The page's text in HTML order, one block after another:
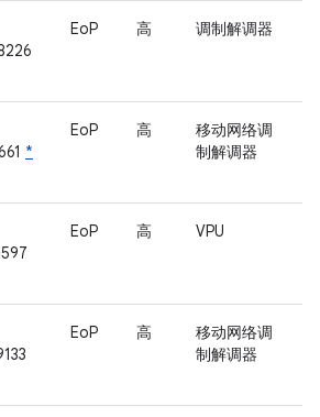
EoP 高 调制解调器
*
EoP 高
移动网络调
制解调器
EoP 高 VPU
EoP 高
移动网络调
制解调器